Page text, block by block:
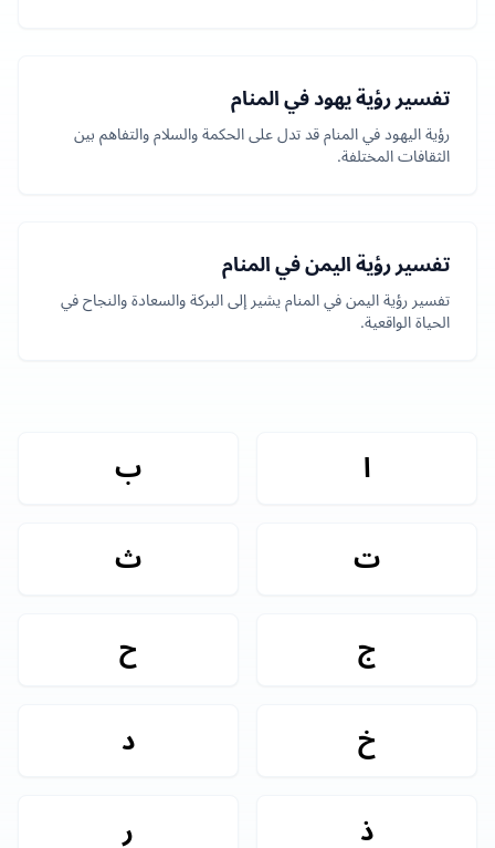
تفسير رؤية يهود في المنام
رؤية اليهود في المنام قد تدل على الحكمة والسلام والتفاهم بين
الثقافات المختلفة.
تفسير رؤية اليمن في المنام
تفسير رؤية اليمن في المنام يشير إلى البركة والسعادة والنجاح في
الحياة الواقعية.
ا ب
ت ث
ج ح
خ د
ذ ر